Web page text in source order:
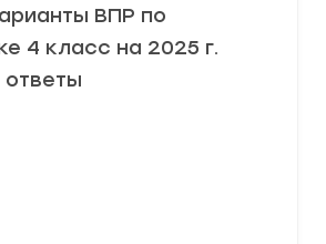
ВПР по
4 класс на 2025 г.